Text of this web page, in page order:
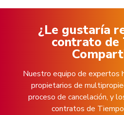
¿Le gustaría
contrato de
Nuestro equipo de expertos
propietarios de
proceso de cancelación, y
contratos de